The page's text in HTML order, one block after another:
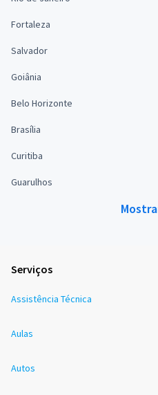
Fortaleza
Salvador
Goiânia
Belo Horizonte
Brasília
Curitiba
Guarulhos
Serviços
Assistência Técnica
Aulas
Autos